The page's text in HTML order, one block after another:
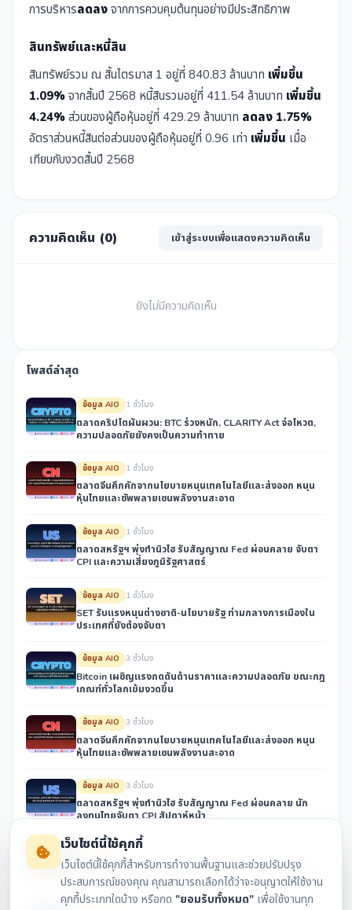
การบริหารลดลง จากการควบคุมต้นทุนอย่างมีประสิทธิภาพ
สินทรัพย์และหนี้สิน
สินทรัพย์รวม ณ สิ้นไตรมาส 1 อยู่ที่ 840.83 ล้านบาท เพิ่มขึ้น
1.09% จากสิ้นปี 2568 หนี้สินรวมอยู่ที่ 411.54 ล้านบาท เพิ่มขึ้น
4.24% ส่วนของผู้ถือหุ้นอยู่ที่ 429.29 ล้านบาท ลดลง 1.75%
อัตราส่วนหนี้สินต่อส่วนของผู้ถือหุ้นอยู่ที่ 0.96 เท่า เพิ่มขึ้น เมื่อ
เทียบกับงวดสิ้นปี 2568
ความคิดเห็น (0) เข้าสู่ระบบเพื่อแสดงความคิดเห็น
ยังไม่มีความคิดเห็น
โพสต์ล่าสุด
ข้อมูล AIO 1 ชั่วโมง
ตลาดคริปโตผันผวน: BTC ร่วงหนัก, CLARITY Act จ่อโหวต,
ความปลอดภัยยังคงเป็นความท้าทาย
ข้อมูล AIO 1 ชั่วโมง
ตลาดจีนคึกคักจากนโยบายหนุนเทคโนโลยีและส่งออก หนุน
หุ้นไทยและซัพพลายเชนพลังงานสะอาด
ข้อมูล AIO 1 ชั่วโมง
ตลาดสหรัฐฯ พุ่งทำนิวไฮ รับสัญญาณ Fed ผ่อนคลาย จับตา
CPI และความเสี่ยงภูมิรัฐศาสตร์
ข้อมูล AIO 1 ชั่วโมง
SET รับแรงหนุนต่างชาติ-นโยบายรัฐ ท่ามกลางการเมืองใน
ประเทศที่ยังต้องจับตา
ข้อมูล AIO 3 ชั่วโมง
Bitcoin เผชิญแรงกดดันด้านราคาและความปลอดภัย ขณะกฎ
เกณฑ์ทั่วโลกเข้มงวดขึ้น
ข้อมูล AIO 3 ชั่วโมง
ตลาดจีนคึกคักจากนโยบายหนุนเทคโนโลยีและส่งออก หนุน
หุ้นไทยและซัพพลายเชนพลังงานสะอาด
ข้อมูล AIO 3 ชั่วโมง
ตลาดสหรัฐฯ พุ่งทำนิวไฮ รับสัญญาณ Fed ผ่อนคลาย นัก
ลงทุนไทยจับตา CPI สัปดาห์หน้า
ข้อมูล AIO 3 ชั่วโมง
ตลาดหุ้นไทยรับแรงหนุนจากปัจจัยต่างประเทศและนโยบายรัฐ
ท่ามกลางการเมืองในประเทศที่ยังต้องจับตา
เว็บไซต์นี้ใช้คุกกี้
เว็บไซต์นี้ใช้คุกกี้สำหรับการทำงานพื้นฐานและช่วยปรับปรุง
ประสบการณ์ของคุณ คุณสามารถเลือกได้ว่าจะอนุญาตให้ใช้งาน
คุกกี้ประเภทใดบ้าง หรือกด "ยอมรับทั้งหมด" เพื่อใช้งานทุก